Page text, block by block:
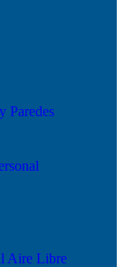
Paredes
Aire Libre